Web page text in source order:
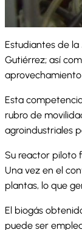
Estudiantes de la
Gutiérrez; así
Esta
rubro de
agroindustriales
Su reactor piloto
Una vez en el
plantas, lo que
El biogás
puede ser